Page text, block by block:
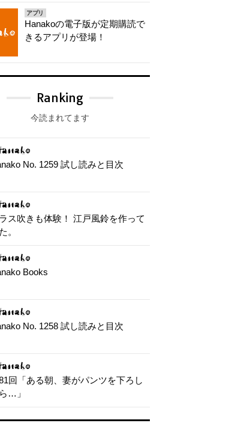
アプリ
Hanakoの電子版が定期購読で
きるアプリが登場！
Ranking
今読まれてます
No. 1259 試し読みと目次
ス吹きも体験！ 江戸風鈴を作って
。
Books
No. 1258 試し読みと目次
回「ある朝、妻がパンツを下ろし
…」